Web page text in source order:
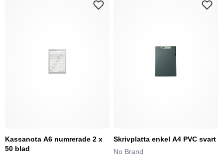
Kassanota A6 numrerade 2 x
50 blad
Skrivplatta enkel A4 PVC svart
No Brand